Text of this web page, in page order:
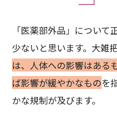
「医薬部外品」について
少ないと思います。大雑
は、人体への影響はある
ば影響が緩やかなものを
かな規制が及びます。